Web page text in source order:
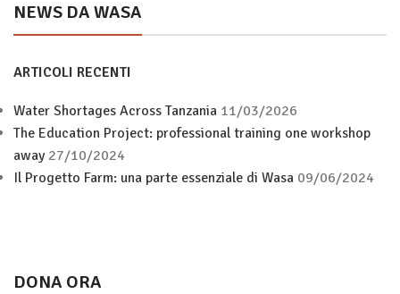
NEWS DA WASA
ARTICOLI RECENTI
Water Shortages Across Tanzania 11/03/2026
The Education Project: professional training one workshop
away 27/10/2024
Il Progetto Farm: una parte essenziale di Wasa 09/06/2024
DONA ORA